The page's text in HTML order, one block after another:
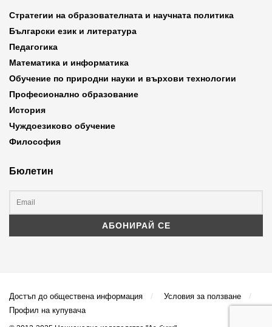
Стратегии на образователната и научната политика
Български език и литература
Педагогика
Математика и информатика
Обучение по природни науки и върхови технологии
Професионално образование
История
Чуждоезиково обучение
Философия
Бюлетин
Достъп до обществена информация
Условия за ползване
Профил на купувача